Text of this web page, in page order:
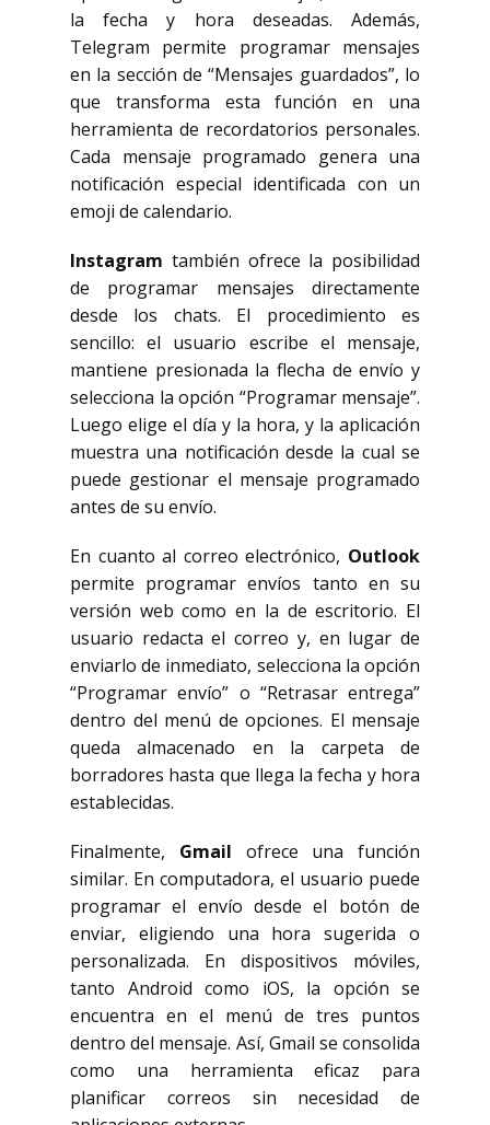
la fecha y hora deseadas. Además,
Telegram permite programar mensajes
en la sección de “Mensajes guardados”, lo
que transforma esta función en una
herramienta de recordatorios personales.
Cada mensaje programado genera una
notificación especial identificada con un
emoji de calendario.
Instagram también ofrece la posibilidad
de programar mensajes directamente
desde los chats. El procedimiento es
sencillo: el usuario escribe el mensaje,
mantiene presionada la flecha de envío y
selecciona la opción “Programar mensaje”.
Luego elige el día y la hora, y la aplicación
muestra una notificación desde la cual se
puede gestionar el mensaje programado
antes de su envío.
En cuanto al correo electrónico, Outlook
permite programar envíos tanto en su
versión web como en la de escritorio. El
usuario redacta el correo y, en lugar de
enviarlo de inmediato, selecciona la opción
“Programar envío” o “Retrasar entrega”
dentro del menú de opciones. El mensaje
queda almacenado en la carpeta de
borradores hasta que llega la fecha y hora
establecidas.
Finalmente, Gmail ofrece una función
similar. En computadora, el usuario puede
programar el envío desde el botón de
enviar, eligiendo una hora sugerida o
personalizada. En dispositivos móviles,
tanto Android como iOS, la opción se
encuentra en el menú de tres puntos
dentro del mensaje. Así, Gmail se consolida
como una herramienta eficaz para
planificar correos sin necesidad de